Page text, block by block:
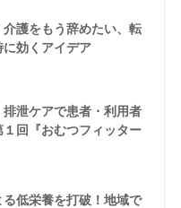
護をもう辞めたい、転
効くアイデア
排泄ケアで患者・利用者
回『おむつフィッター
低栄養を打破！地域で